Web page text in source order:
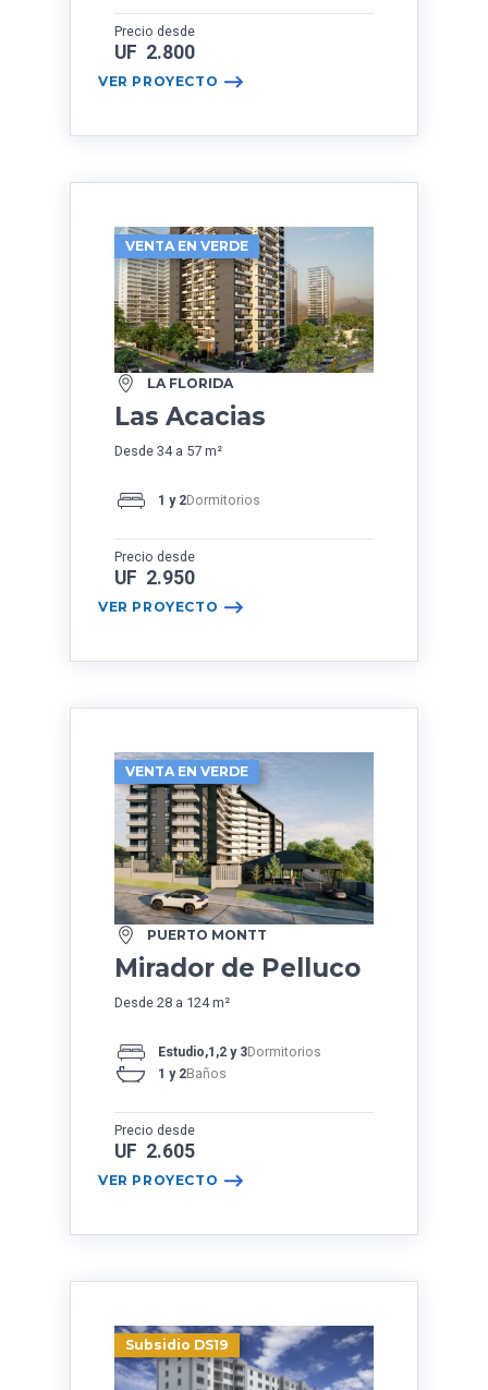
Precio desde
UF 2.800
VER PROYECTO
VENTA EN VERDE
LA FLORIDA
Las Acacias
Desde 34 a 57 m²
1 y 2Dormitorios
Precio desde
UF 2.950
VER PROYECTO
VENTA EN VERDE
PUERTO MONTT
Mirador de Pelluco
Desde 28 a 124 m²
Estudio,1,2 y 3Dormitorios
1 y 2Baños
Precio desde
UF 2.605
VER PROYECTO
Subsidio DS19